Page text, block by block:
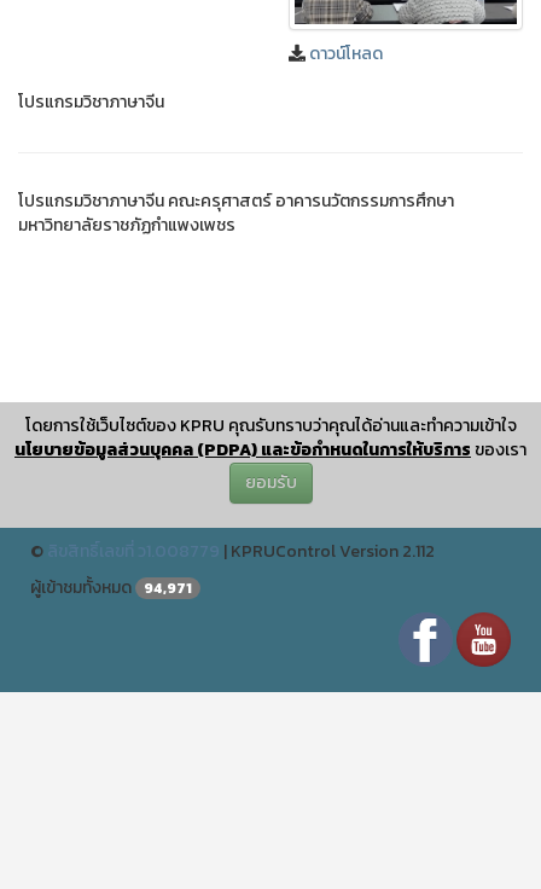
ดาวน์โหลด
โดยการใช้เว็บไซต์ของ KPRU คุณรับทราบว่าคุณได้อ่านและทำความเข้าใจ
นโยบายข้อมูลส่วนบุคคล (PDPA) และข้อกำหนดในการให้บริการ ของเรา
ยอมรับ
โปรแกรมวิชาภาษาจีน
โปรแกรมวิชาภาษาจีน คณะครุศาสตร์ อาคารนวัตกรรมการศึกษา
มหาวิทยาลัยราชภัฏกำแพงเพชร
umraniye escort
bakirkoy escort
sex shop
©
|KPRUControl Version 2.112
ผู้เข้าชมทั้งหมด
94,971